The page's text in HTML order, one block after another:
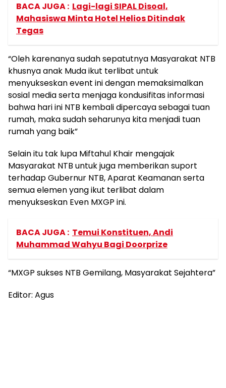
BACA JUGA : Lagi-lagi SIPAL Disoal,
Mahasiswa Minta Hotel Helios Ditindak
Tegas
“Oleh karenanya sudah sepatutnya Masyarakat NTB
khusnya anak Muda ikut terlibat untuk
menyukseskan event ini dengan memaksimalkan
sosial media serta menjaga kondusifitas informasi
bahwa hari ini NTB kembali dipercaya sebagai tuan
rumah, maka sudah seharunya kita menjadi tuan
rumah yang baik”
Selain itu tak lupa Miftahul Khair mengajak
Masyarakat NTB untuk juga memberikan suport
terhadap Gubernur NTB, Aparat Keamanan serta
semua elemen yang ikut terlibat dalam
menyukseskan Even MXGP ini.
BACA JUGA : Temui Konstituen, Andi
Muhammad Wahyu Bagi Doorprize
“MXGP sukses NTB Gemilang, Masyarakat Sejahtera”
Editor: Agus